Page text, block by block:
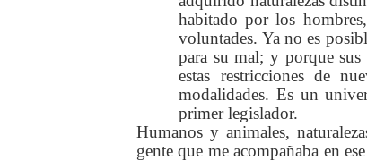
habitado por los
voluntades. Ya no es
para su mal; y porque
estas restricciones de
modalidades. Es un
primer legislador.
Humanos y animales,
gente que me acompañaba en